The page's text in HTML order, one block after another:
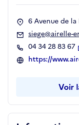
6 Avenue de
siege@airelle-
04 34 28 83 67
https://
Voir